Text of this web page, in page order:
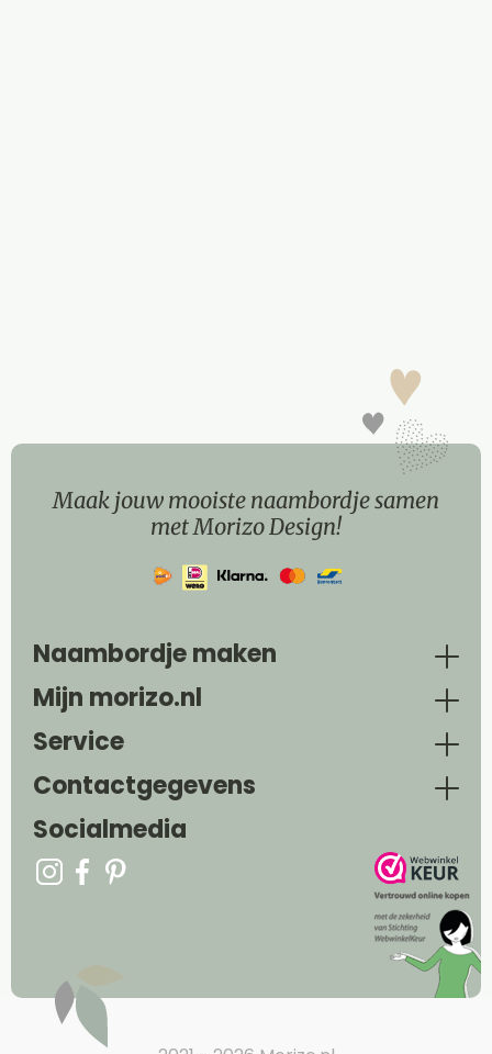
Maak jouw mooiste naambordje samen
met Morizo Design!
Naambordje maken
Mijn morizo.nl
Service
Contactgegevens
Socialmedia